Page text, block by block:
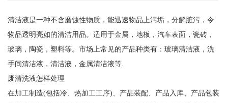
清洁液是一种不含磨蚀性物质，能迅速物品上污垢，分解脏污，令
物品透明亮如的清洁用品。适用于金属，地板，汽车表面，瓷砖，
玻璃，陶瓷，塑料等。市场上常见的产品种类有：玻璃清洁液，洗
手间清洁液，清洁液，金属清洁液等.
废清洗液怎样处理
在加工制造(包括冷、热加工工序)、产品装配、产品入库、产品包装